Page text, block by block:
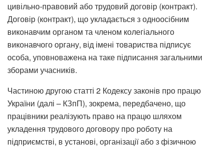
цивільно-правовий або трудовий договір (контракт).
Договір (контракт), що укладається з одноосібним
виконавчим органом та членом колегіального
виконавчого органу, від імені товариства підписує
особа, уповноважена на таке підписання загальними
зборами учасників.
Частиною другою статті 2 Кодексу законів про працю
України (далі – КЗпП), зокрема, передбачено, що
працівники реалізують право на працю шляхом
укладення трудового договору про роботу на
підприємстві, в установі, організації або з фізичною